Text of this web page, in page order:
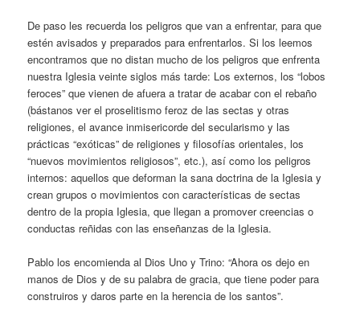
De paso les recuerda los peligros que van a enfrentar, para que
estén avisados y preparados para enfrentarlos. Si los leemos
encontramos que no distan mucho de los peligros que enfrenta
nuestra Iglesia veinte siglos más tarde: Los externos, los “lobos
feroces” que vienen de afuera a tratar de acabar con el rebaño
(bástanos ver el proselitismo feroz de las sectas y otras
religiones, el avance inmisericorde del secularismo y las
prácticas “exóticas” de religiones y filosofías orientales, los
“nuevos movimientos religiosos”, etc.), así como los peligros
internos: aquellos que deforman la sana doctrina de la Iglesia y
crean grupos o movimientos con características de sectas
dentro de la propia Iglesia, que llegan a promover creencias o
conductas reñidas con las enseñanzas de la Iglesia.
Pablo los encomienda al Dios Uno y Trino: “Ahora os dejo en
manos de Dios y de su palabra de gracia, que tiene poder para
construiros y daros parte en la herencia de los santos”.